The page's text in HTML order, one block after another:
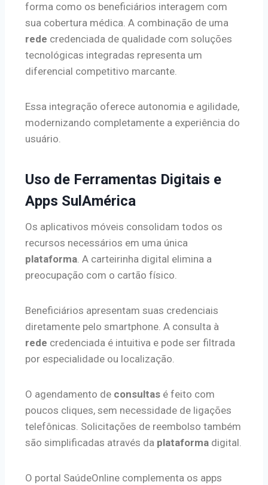
forma como os beneficiários interagem com
sua cobertura médica. A combinação de uma
rede credenciada de qualidade com soluções
tecnológicas integradas representa um
diferencial competitivo marcante.
Essa integração oferece autonomia e agilidade,
modernizando completamente a experiência do
usuário.
Uso de Ferramentas Digitais e
Apps SulAmérica
Os aplicativos móveis consolidam todos os
recursos necessários em uma única
plataforma. A carteirinha digital elimina a
preocupação com o cartão físico.
Beneficiários apresentam suas credenciais
diretamente pelo smartphone. A consulta à
rede credenciada é intuitiva e pode ser filtrada
por especialidade ou localização.
O agendamento de consultas é feito com
poucos cliques, sem necessidade de ligações
telefônicas. Solicitações de reembolso também
são simplificadas através da plataforma digital.
O portal SaúdeOnline complementa os apps